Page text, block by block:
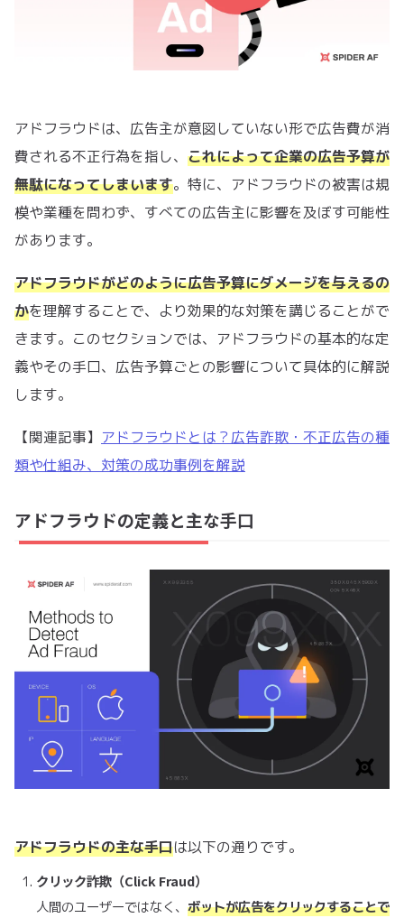
アドフラウドは、広告主が意図していない形で広告費が消
費される不正行為を指し、 これによって企業の広告予算が
無駄になってしまいます。特に、アドフラウドの被害は規
模や業種を問わず、すべての広告主に影響を及ぼす可能性
があります。
アドフラウドがどのように広告予算にダメージを与えるの
かを理解することで、より効果的な対策を講じることがで
きます。このセクションでは、アドフラウドの基本的な定
義やその手口、広告予算ごとの影響について具体的に解説
します。
【関連記事】 アドフラウドとは？広告詐欺・不正広告の種
類や仕組み、対策の成功事例を解説
アドフラウドの定義と主な手口
アドフラウドの主な手口は以下の通りです。
クリック詐欺（Click Fraud）
人間のユーザーではなく、 ボットが広告をクリックすることで